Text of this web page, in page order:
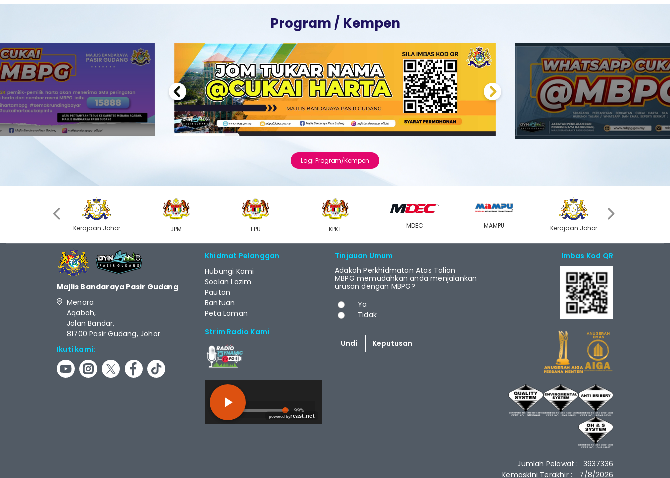
Program / Kempen
Previous Next
Lagi Program/Kempen
Kerajaan Johor JPM EPU KPKT MDEC MAMPU Kerajaan Johor
Majlis Bandaraya Pasir Gudang
Menara
Aqabah,
Jalan Bandar,
81700 Pasir Gudang, Johor
Ikuti kami:
Khidmat Pelanggan
Hubungi Kami
Soalan Lazim
Pautan
Bantuan
Peta Laman
Strim Radio Kami
Tinjauan Umum
Adakah Perkhidmatan Atas Talian
MBPG memudahkan anda menjalankan
urusan dengan MBPG?
Pilihan
Ya
Tidak
Imbas Kod QR
Jumlah Pelawat : 3937336
Kemaskini Terakhir :
7/8/2026